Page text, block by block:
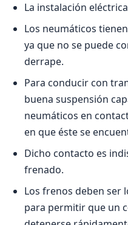
La instalación
Los neumáticos
ya que no se puede
derrape.
Para conducir con
buena suspensión
neumáticos en
en que éste se
Dicho contacto es
frenado.
Los frenos deben ser
para permitir que un